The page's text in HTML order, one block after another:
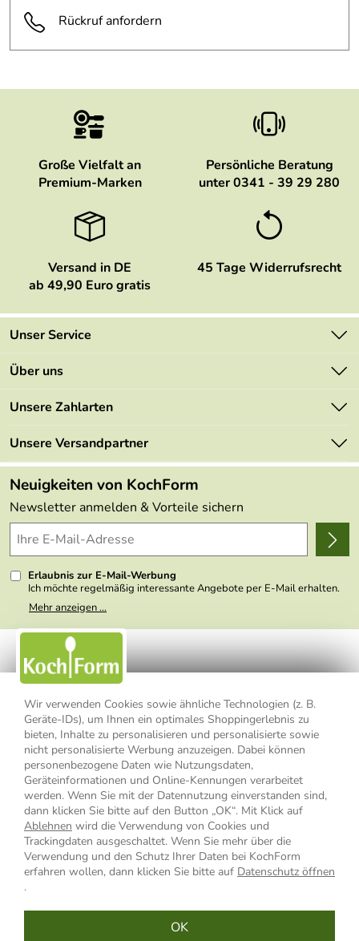
Wir verwenden Cookies sowie ähnliche Technologien (z. B.
Geräte-IDs), um Ihnen ein optimales Shoppingerlebnis zu
bieten, Inhalte zu personalisieren und personalisierte sowie
nicht personalisierte Werbung anzuzeigen. Dabei können
personenbezogene Daten wie Nutzungsdaten,
Geräteinformationen und Online-Kennungen verarbeitet
werden. Wenn Sie mit der Datennutzung einverstanden sind,
dann klicken Sie bitte auf den Button „OK“. Mit Klick auf
Ablehnen wird die Verwendung von Cookies und
Trackingdaten ausgeschaltet. Wenn Sie mehr über die
Verwendung und den Schutz Ihrer Daten bei KochForm
erfahren wollen, dann klicken Sie bitte auf Datenschutz öffnen
.
OK
Rückruf anfordern
Große Vielfalt an
Premium-Marken
Persönliche Beratung
unter 0341 - 39 29 280
Versand in DE
ab 49,90 Euro gratis
45 Tage Widerrufsrecht
Unser Service
Kontakt
Mehrwertsteuerfrei
Retourenportal
FAQs
Lieferbedingungen
Delivery Terms
Kundenlogin
Über uns
Marken
Angebote
Made in Germany
Themen
Wir über uns
Presse
Unsere Zahlarten
Unsere Versandpartner
Neuigkeiten von KochForm
Newsletter anmelden & Vorteile sichern
Erlaubnis zur E-Mail-Werbung
Ich möchte regelmäßig interessante Angebote per E-Mail erhalten.
Meine E-Mail-Adresse wird nicht an andere Unternehmen
weitergegeben. Zu statistischen Zwecken wird in anonymer Form
nicht erkennbar, welche konkrete Person geklickt hat. Diese
Einwilligung zur Nutzung meiner E-Mail- Adresse für Werbezwecke
kann ich jederzeit mit Wirkung für die Zukunft widerrufen, indem ich
den Link "Abmelden" am Ende des Newsletters anklicke oder die
Option Newsletter im Mitgliederbereich deaktiviere. Die
Datenschutzerklärung
habe ich zur Kenntnis genommen.
Mehr anzeigen ...
Impressum Datenschutzerklärung
AGB
Widerrufsbelehrung
Widerrufsformular
Vertrag widerrufen
* Alle Preisangaben inkl. MwSt., bis 49,90 € Bestellwert zzgl.
Versandkosten, ab 49,90 € Bestellwert inkl.Versandkosteninnerhalb